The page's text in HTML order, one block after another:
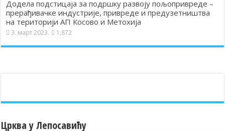
Додела подстицаја за подршку развоју пољопривреде –
прерађивачке индустрије, привреде и предузетништва
на територији АП Косово и Метохија
3. март 2023. 1,872
Црква у Лепосавићу